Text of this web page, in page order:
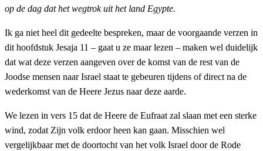
op de dag dat het wegtrok uit het land Egypte.
Ik ga niet heel dit gedeelte bespreken, maar de voorgaande verzen in
dit hoofdstuk Jesaja 11 – gaat u ze maar lezen – maken wel duidelijk
dat wat deze verzen aangeven over de komst van de rest van de
Joodse mensen naar Israel staat te gebeuren tijdens of direct na de
wederkomst van de Heere Jezus naar deze aarde.
We lezen in vers 15 dat de Heere de Eufraat zal slaan met een sterke
wind, zodat Zijn volk erdoor heen kan gaan. Misschien wel
vergelijkbaar met de doortocht van het volk Israel door de Rode